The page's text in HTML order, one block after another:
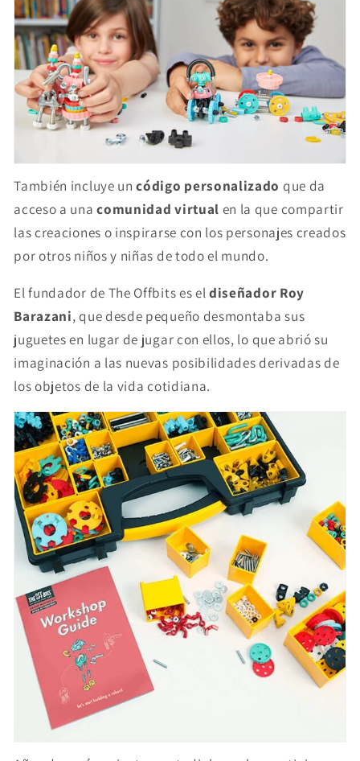
También incluye uncódigo personalizado que da
acceso a unacomunidad virtual en la que compartir
las creaciones o inspirarse con los personajes creados
por otros niños y niñas de todo el mundo.
El fundador de The Offbits es eldiseñador Roy
Barazani, que desde pequeño desmontaba sus
juguetes en lugar de jugar con ellos, lo que abrió su
imaginación a las nuevas posibilidades derivadas de
los objetos de la vida cotidiana.